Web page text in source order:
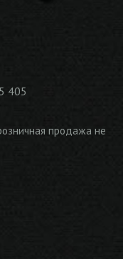
405
продажа не